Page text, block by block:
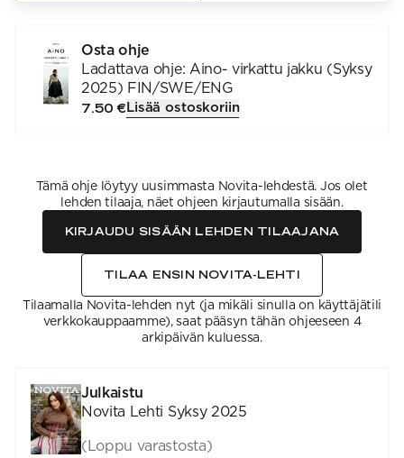
Osta ohje
Ladattava ohje: Aino- virkattu jakku (Syksy
2025) FIN/SWE/ENG
7.50 €Lisää ostoskoriin
Tämä ohje löytyy uusimmasta Novita-lehdestä. Jos olet
lehden tilaaja, näet ohjeen kirjautumalla sisään.
KIRJAUDU SISÄÄN LEHDEN TILAAJANA
TILAA ENSIN NOVITA-LEHTI
Tilaamalla Novita-lehden nyt (ja mikäli sinulla on käyttäjätili
verkkokauppaamme), saat pääsyn tähän ohjeeseen 4
arkipäivän kuluessa.
Julkaistu
Novita Lehti Syksy 2025
(Loppu varastosta)